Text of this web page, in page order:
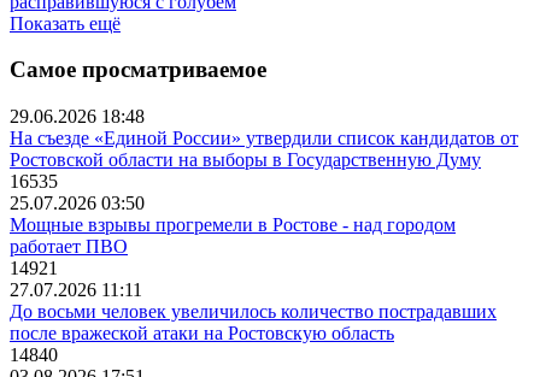
Показать ещё
Самое просматриваемое
29.06.2026 18:48
На съезде «Единой России» утвердили список кандидатов от
Ростовской области на выборы в Государственную Думу
16535
25.07.2026 03:50
Мощные взрывы прогремели в Ростове - над городом
работает ПВО
14921
27.07.2026 11:11
До восьми человек увеличилось количество пострадавших
после вражеской атаки на Ростовскую область
14840